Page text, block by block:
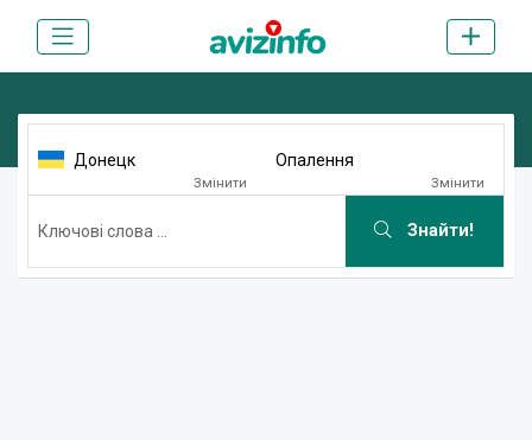
Донецк
Змінити
Опалення
Змінити
Знайти!